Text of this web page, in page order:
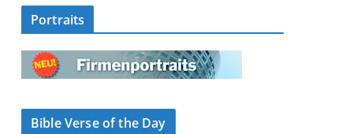
Portraits
Bible Verse of the Day